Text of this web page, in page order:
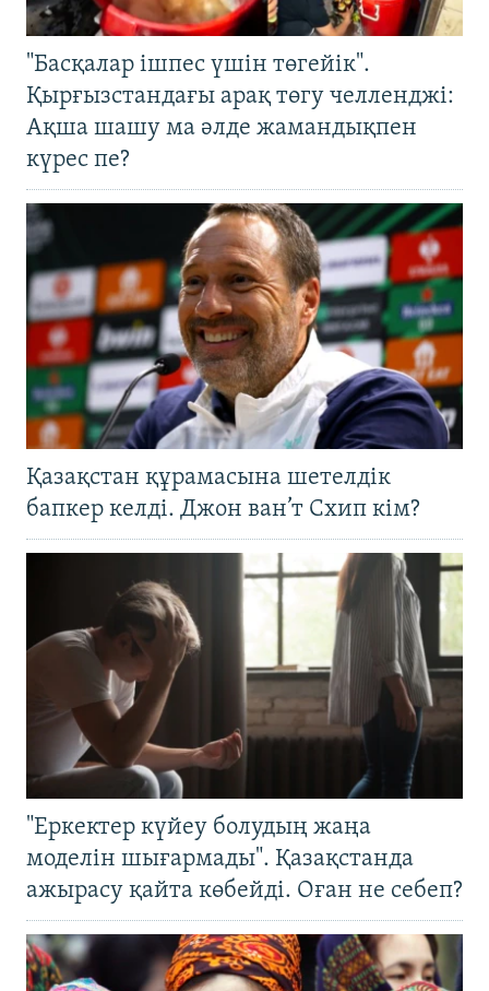
"Басқалар ішпес үшін төгейік".
Қырғызстандағы арақ төгу челленджі:
Ақша шашу ма әлде жамандықпен
күрес пе?
Қазақстан құрамасына шетелдік
бапкер келді. Джон ван’т Схип кім?
"Еркектер күйеу болудың жаңа
моделін шығармады". Қазақстанда
ажырасу қайта көбейді. Оған не себеп?